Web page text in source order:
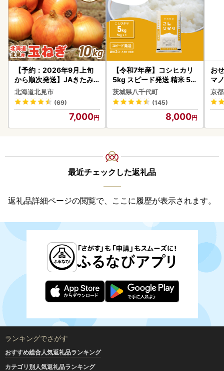
【予約：2026年9月上旬
から順次発送】JAきたみ
らい産 玉ねぎ Lサイズ 10k
g ( タマネギ たまねぎ 野菜
)【210-0003-2026】
北海道北見市
(69)
7,000
【令和7年産】コシヒカリ
5kg スピード発送 精米 5k
g x 1袋 白米 茨城県 八千代
町
茨城県八千代町
(145)
8,000
お
マ
京
最近チェックした返礼品
返礼品詳細ページの閲覧で、ここに履歴が表示されます。
ランキングでさがす
おすすめ総合人気返礼品ランキング
カテゴリ別人気返礼品ランキング